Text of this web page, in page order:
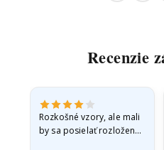
Recenzie
Rozkošné vzory, ale mali
by sa posielať rozložené